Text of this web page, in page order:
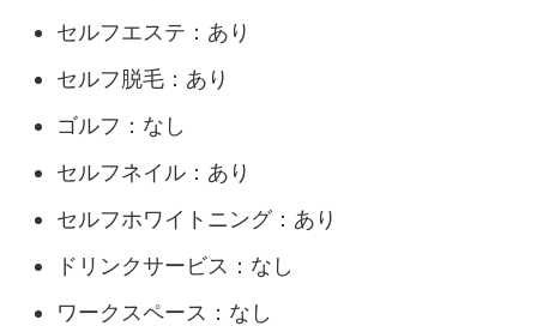
セルフエステ：あり
セルフ脱毛：あり
ゴルフ：なし
セルフネイル：あり
セルフホワイトニング：あり
ドリンクサービス：なし
ワークスペース：なし